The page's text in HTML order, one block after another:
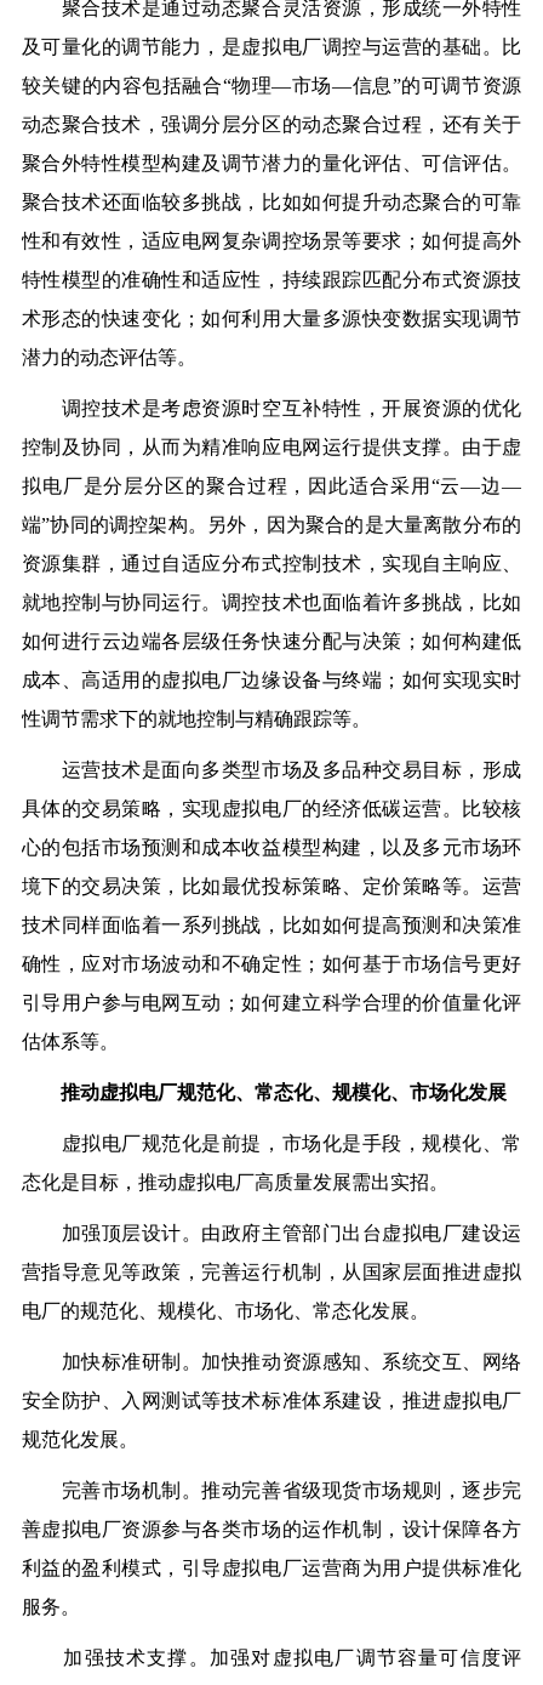
聚合技术是通过动态聚合灵活资源，形成统一外特性
及可量化的调节能力，是虚拟电厂调控与运营的基础。比
较关键的内容包括融合“物理—市场—信息”的可调节资源
动态聚合技术，强调分层分区的动态聚合过程，还有关于
聚合外特性模型构建及调节潜力的量化评估、可信评估。
聚合技术还面临较多挑战，比如如何提升动态聚合的可靠
性和有效性，适应电网复杂调控场景等要求；如何提高外
特性模型的准确性和适应性，持续跟踪匹配分布式资源技
术形态的快速变化；如何利用大量多源快变数据实现调节
潜力的动态评估等。
调控技术是考虑资源时空互补特性，开展资源的优化
控制及协同，从而为精准响应电网运行提供支撑。由于虚
拟电厂是分层分区的聚合过程，因此适合采用“云—边—
端”协同的调控架构。另外，因为聚合的是大量离散分布的
资源集群，通过自适应分布式控制技术，实现自主响应、
就地控制与协同运行。调控技术也面临着许多挑战，比如
如何进行云边端各层级任务快速分配与决策；如何构建低
成本、高适用的虚拟电厂边缘设备与终端；如何实现实时
性调节需求下的就地控制与精确跟踪等。
运营技术是面向多类型市场及多品种交易目标，形成
具体的交易策略，实现虚拟电厂的经济低碳运营。比较核
心的包括市场预测和成本收益模型构建，以及多元市场环
境下的交易决策，比如最优投标策略、定价策略等。运营
技术同样面临着一系列挑战，比如如何提高预测和决策准
确性，应对市场波动和不确定性；如何基于市场信号更好
引导用户参与电网互动；如何建立科学合理的价值量化评
估体系等。
推动虚拟电厂规范化、常态化、规模化、市场化发展
虚拟电厂规范化是前提，市场化是手段，规模化、常
态化是目标，推动虚拟电厂高质量发展需出实招。
加强顶层设计。由政府主管部门出台虚拟电厂建设运
营指导意见等政策，完善运行机制，从国家层面推进虚拟
电厂的规范化、规模化、市场化、常态化发展。
加快标准研制。加快推动资源感知、系统交互、网络
安全防护、入网测试等技术标准体系建设，推进虚拟电厂
规范化发展。
完善市场机制。推动完善省级现货市场规则，逐步完
善虚拟电厂资源参与各类市场的运作机制，设计保障各方
利益的盈利模式，引导虚拟电厂运营商为用户提供标准化
服务。
加强技术支撑。加强对虚拟电厂调节容量可信度评